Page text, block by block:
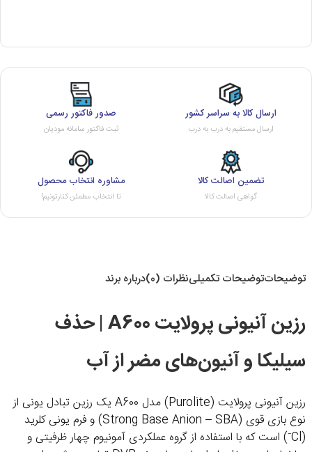
ارسال کالا به سراسر کشور
ارسال مستقیم به درب به درب
صدور فاکتور رسمی
ثبت فاکتور سامانه مودیان
تضمین اصالت کالا
گواهی اصالت کالا
مشاوره انتخاب محصول
تا انتخاب مطمئن کنارتونیم!
توضیحاتتوضیحات تکمیلینظرات (0) درباره برند
رزین آنیونی پرولایت A600 | حذف
سیلیکا و آنیون‌های مضر از آب
رزین آنیونی پرولایت (Purolite) مدل A600 یک رزین تبادل یونی از
نوع بازی قوی (Strong Base Anion – SBA) و فرم یونی کلرید
(Cl⁻) است که با استفاده از گروه عملکردی آمونیوم چهار ظرفیتی و